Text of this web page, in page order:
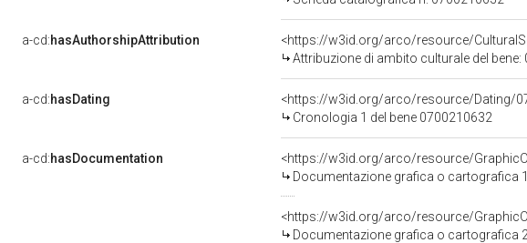
a-cd:hasAuthorshipAttribution
<https://w3id.org/arco/resource/
Attribuzione di ambito culturale del bene:
a-cd:hasDating
<https://w3id.org/arco/resource/Dating/
Cronologia 1 del bene 0700210632
a-cd:hasDocumentation
<https://w3id.org/arco/resource/
Documentazione grafica o cartografica
<https://w3id.org/arco/resource/
Documentazione grafica o cartografica